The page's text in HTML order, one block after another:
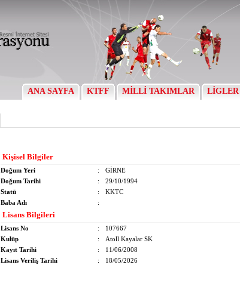
ANA SAYFA KTFF MİLLİ TAKIMLAR LİGLER
Kişisel Bilgiler
Doğum Yeri :
GİRNE
Doğum Tarihi
:
29/10/1994
Statü
:
KKTC
Baba Adı
:
Lisans Bilgileri
Lisans No :
107667
Kulüp
:
Atoll Kayalar SK
Kayıt Tarihi
:
11/06/2008
Lisans Veriliş Tarihi
: 18/05/2026